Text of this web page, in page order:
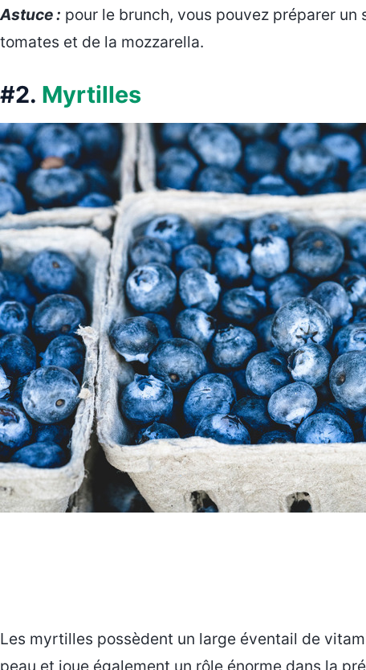
Astuce : pour le brunch, vous pouvez préparer
tomates et de la mozzarella.
#2. Myrtilles
Les myrtilles possèdent un large éventail de